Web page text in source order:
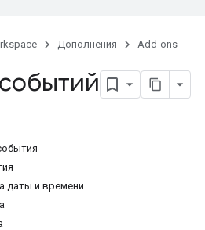
Дополнения Add-ons
даты и времени